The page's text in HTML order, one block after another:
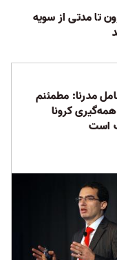
تا مدتی از سویه
مدرنا: مطمئنم
همه‌گیری کرونا
است